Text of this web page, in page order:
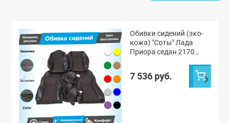
Обивки сидений (эко-
кожа) "Соты" Лада
Приора седан 2170
подголовники)
7 536 руб.